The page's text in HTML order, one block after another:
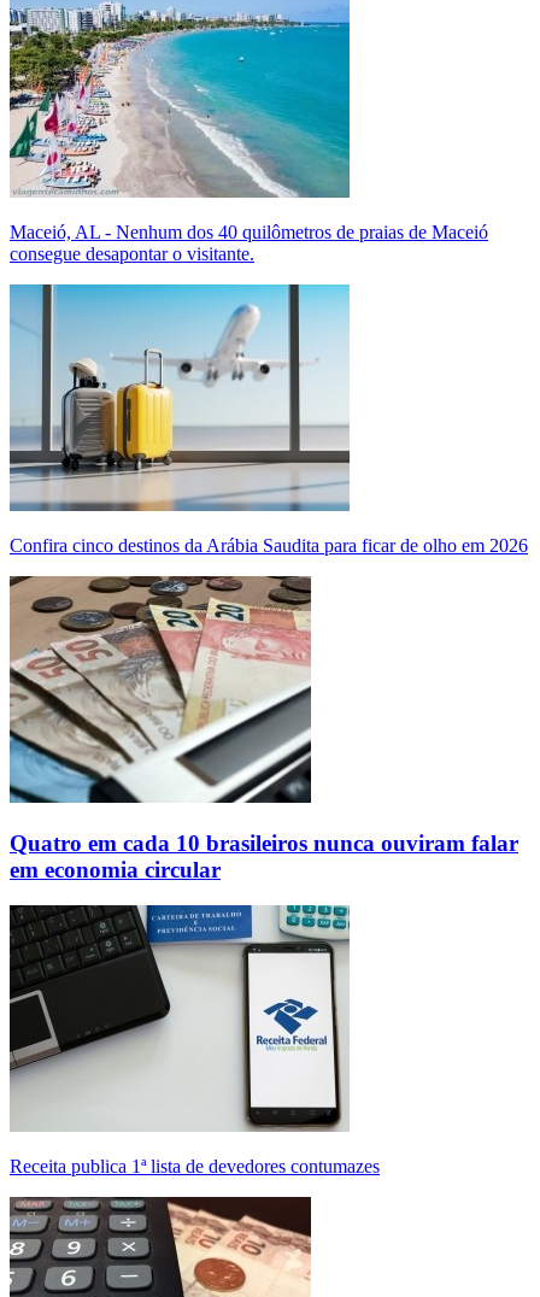
Maceió, AL - Nenhum dos 40 quilômetros de praias de Maceió
consegue desapontar o visitante.
Confira cinco destinos da Arábia Saudita para ficar de olho em 2026
Quatro em cada 10 brasileiros nunca ouviram falar
em economia circular
Receita publica 1ª lista de devedores contumazes